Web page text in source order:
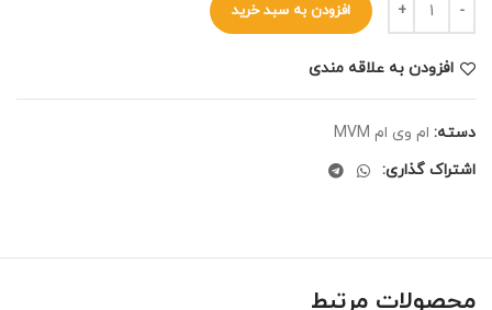
افزودن به سبد خرید
افزودن به علاقه مندی
دسته: ام وی ام MVM
اشتراک گذاری:
محصولات مرتبط